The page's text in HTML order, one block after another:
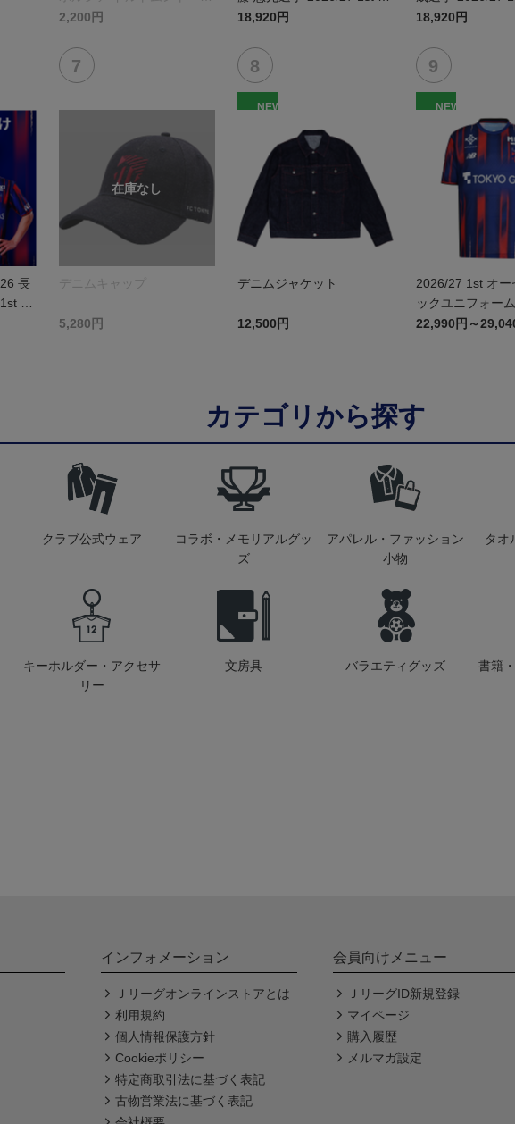
リントタオルマフラー
2,200円
プリカユニフォーム 半袖
18,920円
カユニフォーム
18,920円
長
レ
デニムキャップ
5,280円
NEW
デニムジャケット
12,500円
NEW
2026/27 1st オー
ックユニフォー
22,990円～
カテゴリから探す
クラブ公式ウェア
コラボ・メモリアルグッ
ズ
アパレル・ファッション
小物
タオ
キーホルダー・アクセサ
リー
文房具 バラエティグッズ 書籍
インフォメーション
Ｊリーグオンラインストアとは
利用規約
個人情報保護方針
Cookieポリシー
特定商取引法に基づく表記
古物営業法に基づく表記
会員向けメニュー
ＪリーグID新規登録
マイページ
購入履歴
メルマガ設定